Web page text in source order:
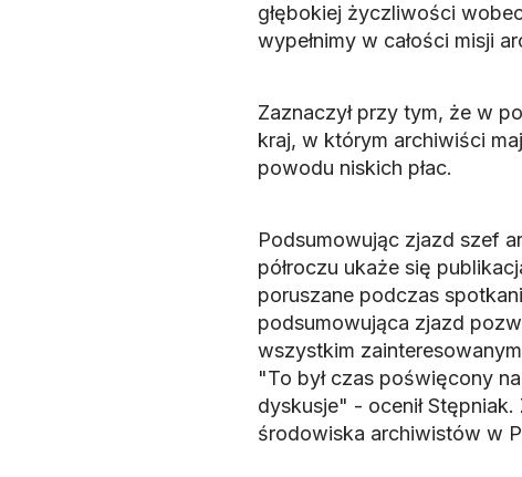
głębokiej życzliwości
wypełnimy w całości misji
Zaznaczył przy tym, że w
kraj, w którym archiwiści
powodu niskich płac.
Podsumowując zjazd szef
półroczu ukaże się
poruszane podczas
podsumowująca zjazd
wszystkim
"To był czas poświęcony
dyskusje" - ocenił
środowiska archiwistów w